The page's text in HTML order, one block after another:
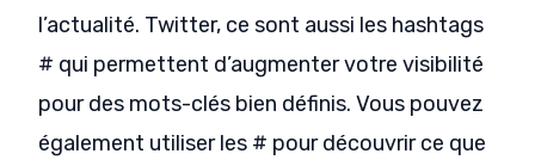
l’actualité. Twitter, ce sont aussi les hashtags
# qui permettent d’augmenter votre visibilité
pour des mots-clés bien définis. Vous pouvez
également utiliser les # pour découvrir ce que